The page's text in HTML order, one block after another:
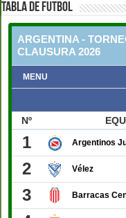
TABLA DE FUTBOL